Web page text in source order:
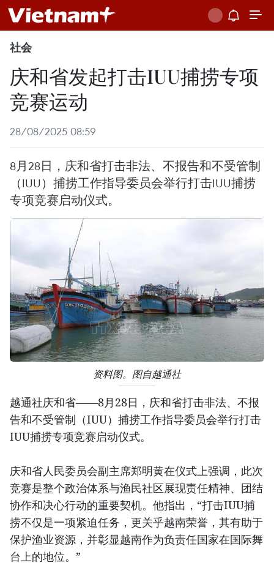
社会
庆和省发起打击IUU捕捞专项
竞赛运动
28/08/2025 08:59
8月28日，庆和省打击非法、不报告和不受管制
（IUU）捕捞工作指导委员会举行打击IUU捕捞
专项竞赛启动仪式。
资料图。图自越通社
越通社庆和省——8月28日，庆和省打击非法、不报
告和不受管制（IUU）捕捞工作指导委员会举行打击
IUU捕捞专项竞赛启动仪式。
庆和省人民委员会副主席郑明黄在仪式上强调，此次
竞赛是整个政治体系与渔民社区展现责任精神、团结
协作和决心行动的重要契机。他指出，“打击IUU捕
捞不仅是一项紧迫任务，更关乎越南荣誉，其有助于
保护渔业资源，并彰显越南作为负责任国家在国际舞
台上的地位。”